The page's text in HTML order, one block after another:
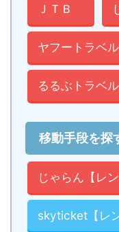
ＪＴＢ
ヤフートラベル
るるぶトラベル
移動手段を探
じゃらん【レン
skyticket【レ